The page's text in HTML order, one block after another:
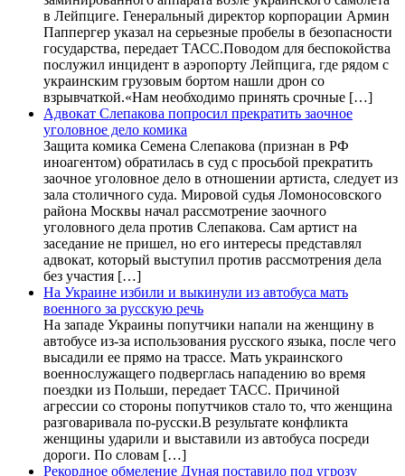
в Лейпциге. Генеральный директор корпорации Армин
Паппергер указал на серьезные пробелы в безопасности
государства, передает ТАСС.Поводом для беспокойства
послужил инцидент в аэропорту Лейпцига, где рядом с
украинским грузовым бортом нашли дрон со
взрывчаткой.«Нам необходимо принять срочные […]
Адвокат Слепакова попросил прекратить заочное
уголовное дело комика
Защита комика Семена Слепакова (признан в РФ
иноагентом) обратилась в суд с просьбой прекратить
заочное уголовное дело в отношении артиста, следует из
зала столичного суда. Мировой судья Ломоносовского
района Москвы начал рассмотрение заочного
уголовного дела против Слепакова. Сам артист на
заседание не пришел, но его интересы представлял
адвокат, который выступил против рассмотрения дела
без участия […]
На Украине избили и выкинули из автобуса мать
военного за русскую речь
На западе Украины попутчики напали на женщину в
автобусе из-за использования русского языка, после чего
высадили ее прямо на трассе. Мать украинского
военнослужащего подверглась нападению во время
поездки из Польши, передает ТАСС. Причиной
агрессии со стороны попутчиков стало то, что женщина
разговаривала по-русски.В результате конфликта
женщины ударили и выставили из автобуса посреди
дороги. По словам […]
Рекордное обмеление Дуная поставило под угрозу